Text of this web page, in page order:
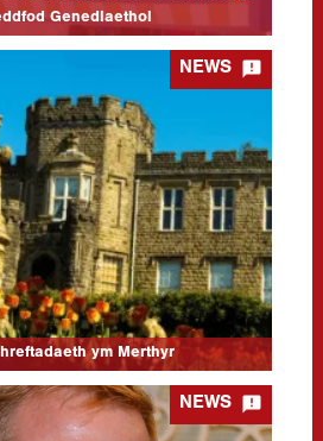
Genedlaethol
ym Merthyr
NEWS 
21/10/2025
Soar, Canolfan Soar, Pontmorlais,
8UB Digwyddiad Dyddiad: 29/11/25
17/11/2025: Rydym wedi addasu
gan benderfynu gohirio Cyfarfod
Blynyddol…
CLICK TO READ MORE...
NEWS 
2024): Gwerthfawrogiad
25/09/2024